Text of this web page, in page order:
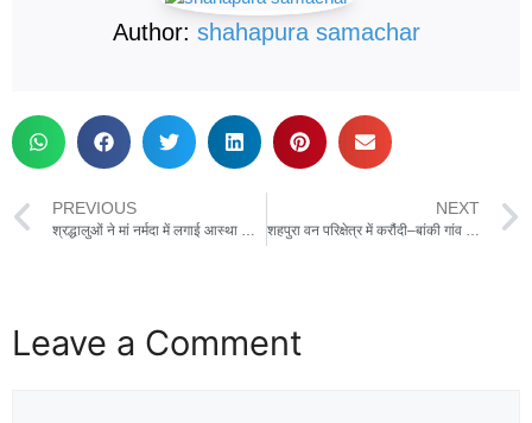
Author: shahapura samachar
PREVIOUS NEXT
Leave a Comment